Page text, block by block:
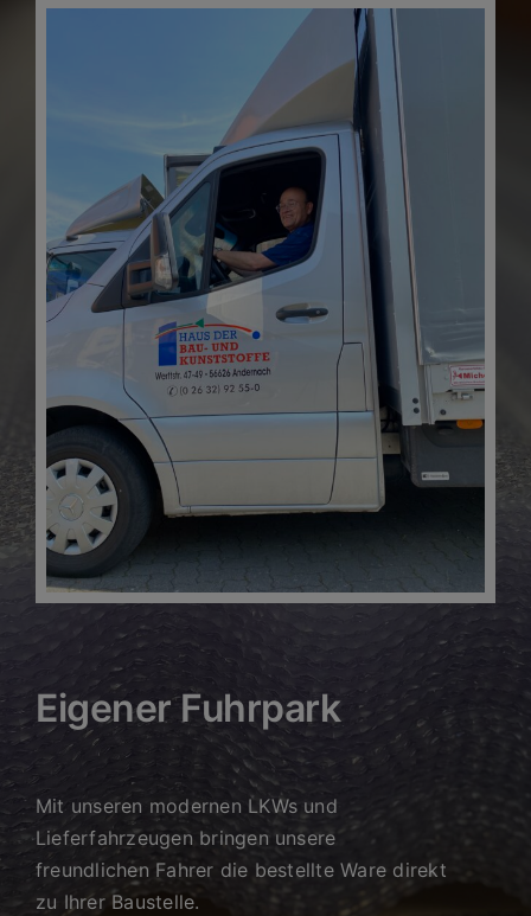
Eigener Fuhrpark
Mit unseren modernen LKWs und
Lieferfahrzeugen bringen unsere
freundlichen Fahrer die bestellte Ware direkt
zu Ihrer Baustelle.